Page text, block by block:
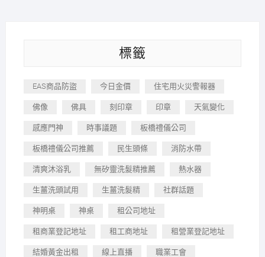
標籤
EAS商品防盜 今日金價 住宅用火災警報器
佛像 佛具 刻印章 印章 天氣變化
感應門神 時事議題 板橋禮儀公司
板橋禮儀公司推薦 民生頭條 消防水帶
清爽沐浴乳 無矽靈洗髮精推薦 熱水器
生薑洗頭試用 生薑洗髮精 社群話題
神明桌 神桌 租公司地址
租商業登記地址 租工商地址 租營業登記地址
結婚黃金出租 線上直播 職業工會